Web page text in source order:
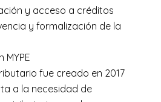
y acceso a créditos
y formalización de la
MYPE
fue creado en 2017
a la necesidad de